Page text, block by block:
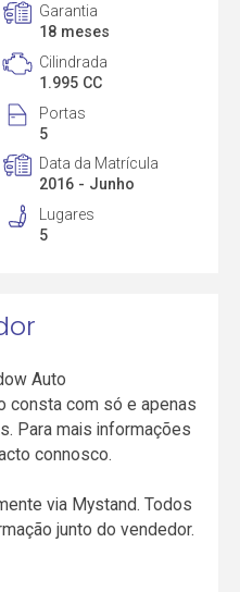
Garantia
18 meses
Cilindrada
1.995 CC
Portas
5
Data da Matrícula
2016 - Junho
Lugares
5
Auto
consta com só e apenas
Para mais informações
connosco.
via Mystand. Todos
junto do vendedor.